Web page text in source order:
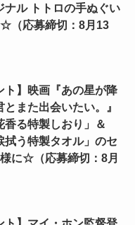
ナル トトロの手ぬぐい
（応募締切：8月13
ト】映画『あの星が降
とまた出会いたい。』
香る特製しおり」＆
拭う特製タオル」のセ
に☆（応募締切：8月